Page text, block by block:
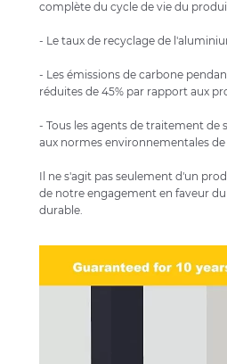
complète du cycle de vie du
- Le taux de recyclage de
- Les émissions de carbone
réduites de 45% par rapport aux
- Tous les agents de traitement de
aux normes environnementales de
Il ne s'agit pas seulement d'un
de notre engagement en faveur
durable.